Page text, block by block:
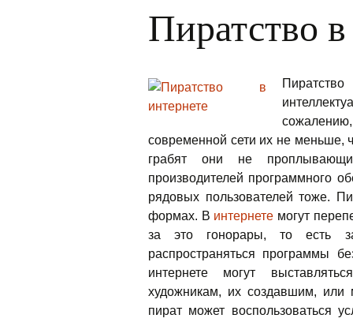
Пиратство
современной сети их не меньше,
грабят они не
производителей программного
рядовых пользователей тоже.
формах. В интернете могут
за это гонорары, то есть
распространяться программы
интернете могут
художникам, их создавшим, или
пират может воспользоваться